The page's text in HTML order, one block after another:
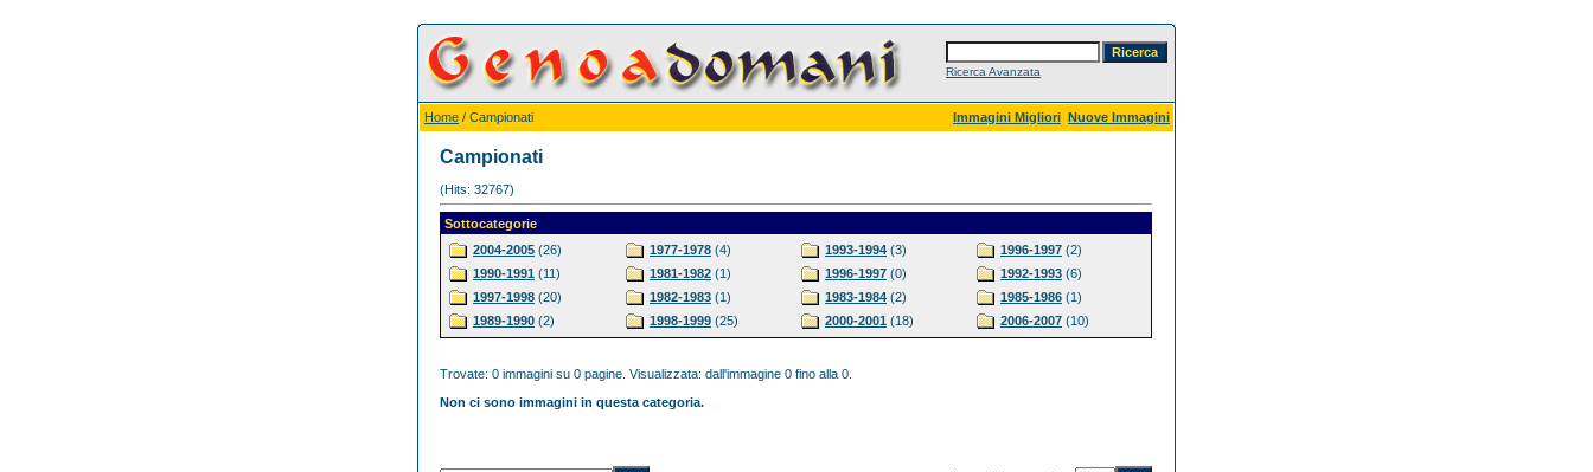
Ricerca Avanzata
Home / Campionati Immagini Migliori Nuove Immagini
Campionati
(Hits: 32767)
Sottocategorie
2004-2005 (26)
1990-1991 (11)
1997-1998 (20)
1989-1990 (2)
1977-1978 (4)
1981-1982 (1)
1982-1983 (1)
1998-1999 (25)
1993-1994 (3)
1996-1997 (0)
1983-1984 (2)
2000-2001 (18)
1996-1997 (2)
1992-1993 (6)
1985-1986 (1)
2006-2007 (10)
Trovate: 0 immagini su 0 pagine. Visualizzata: dall'immagine 0 fino alla 0.
Non ci sono immagini in questa categoria.